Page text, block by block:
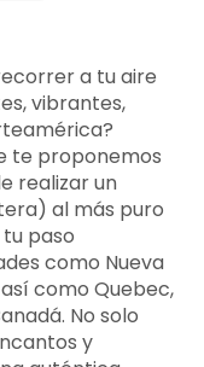
a tu aire
vibrantes,
te proponemos
realizar un
al más puro
paso
como Nueva
como Quebec,
No solo
y